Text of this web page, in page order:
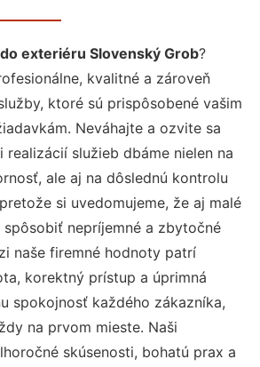
exteriéru Slovenský Grob?
kvalitné a zároveň
ktoré sú prispôsobené vašim
Neváhajte a ozvite sa
realizácií služieb dbáme nielen na
ale aj na dôslednú kontrolu
si uvedomujeme, že aj malé
nepríjemné a zbytočné
naše firemné hodnoty patrí
korektný prístup a úprimná
spokojnosť každého zákazníka,
na prvom mieste. Naši
skúsenosti, bohatú prax a